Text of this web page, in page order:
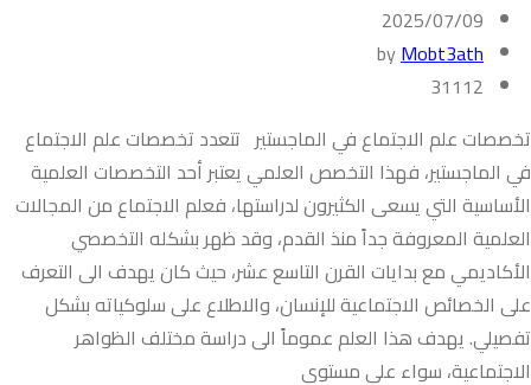
2025/07/09
byMobt3ath
31112
تخصصات علم الاجتماع في الماجستير تتعدد تخصصات علم الاجتماع
في الماجستير، فهذا التخصص العلمي يعتبر أحد التخصصات العلمية
الأساسية التي يسعى الكثيرون لدراستها، فعلم الاجتماع من المجالات
العلمية المعروفة جداً منذ القدم، وقد ظهر بشكله التخصصي
الأكاديمي مع بدايات القرن التاسع عشر، حيث كان يهدف الى التعرف
على الخصائص الاجتماعية للإنسان، والاطلاع على سلوكياته بشكل
تفصيلي. يهدف هذا العلم عموماً الى دراسة مختلف الظواهر
الاجتماعية، سواء على مستوى